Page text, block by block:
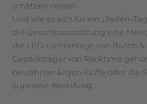
schätzen wissen.
Und wie es sich für ein „Jeden-
die Gesamtausstattung eine
die LED-Lichtanlage von Busch
Gepäckträger von Racktime
bewährten Ergon-Griffe oder die
Supreme-Bereifung.